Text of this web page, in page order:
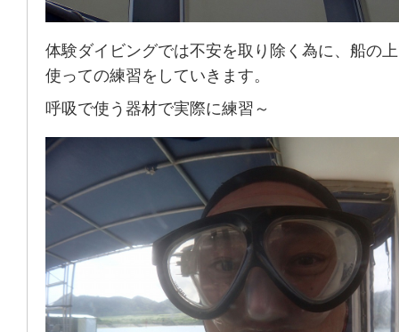
体験ダイビングでは不安を取り除く為に、船の
使っての練習をしていきます。
呼吸で使う器材で実際に練習～